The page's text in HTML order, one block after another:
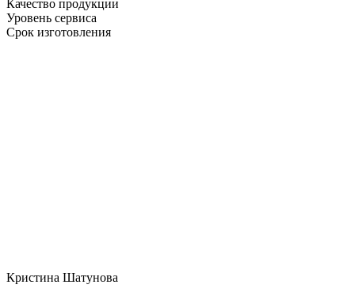
Качество продукции
Уровень сервиса
Срок изготовления
Кристина Шатунова